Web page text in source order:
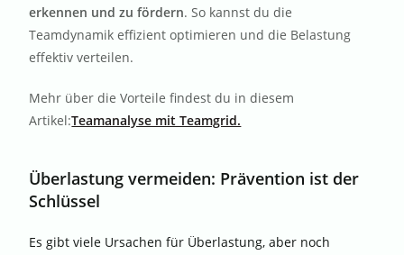
erkennen und zu fördern. So kannst du die
Teamdynamik effizient optimieren und die Belastung
effektiv verteilen.
Mehr über die Vorteile findest du in diesem
Artikel:Teamanalyse mit Teamgrid.
Überlastung vermeiden: Prävention ist der
Schlüssel
Es gibt viele Ursachen für Überlastung, aber noch